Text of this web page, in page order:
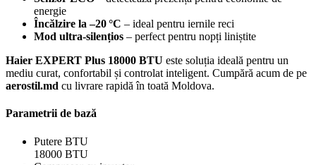
energie
Încălzire la –20 °C – ideal pentru iernile reci
Mod ultra-silențios – perfect pentru nopți liniștite
Haier EXPERT Plus 18000 BTU este soluția ideală pentru un
mediu curat, confortabil și controlat inteligent. Cumpără acum de pe
aerostil.md cu livrare rapidă în toată Moldova.
Parametrii de bază
Putere BTU
18000 BTU